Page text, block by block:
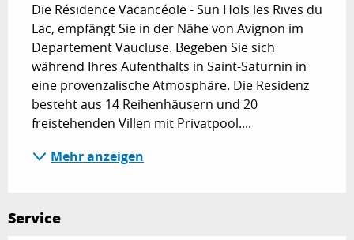
Die Résidence Vacancéole - Sun Hols les Rives du
Lac, empfängt Sie in der Nähe von Avignon im
Departement Vaucluse. Begeben Sie sich
während Ihres Aufenthalts in Saint-Saturnin in
eine provenzalische Atmosphäre. Die Residenz
besteht aus 14 Reihenhäusern und 20
freistehenden Villen mit Privatpool....
Mehr anzeigen
Service